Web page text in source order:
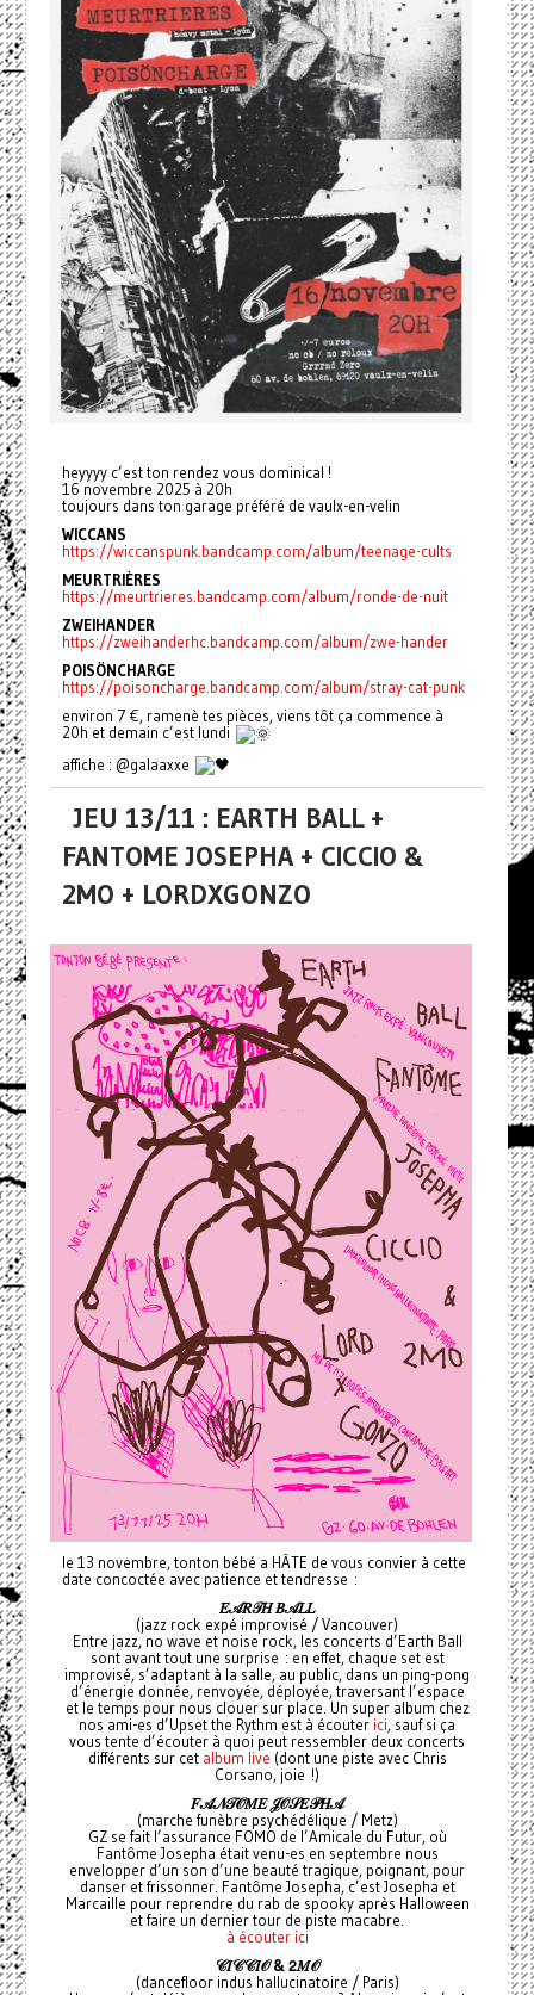
heyyyy c’est ton rendez vous dominical !
16 novembre 2025 à 20h
toujours dans ton garage préféré de vaulx-en-velin
WICCANS
https://wiccanspunk.bandcamp.com/album/teenage-cults
MEURTRIÈRES
https://meurtrieres.bandcamp.com/album/ronde-de-nuit
ZWEIHANDER
https://zweihanderhc.bandcamp.com/album/zwe-hander
POISÖNCHARGE
https://poisoncharge.bandcamp.com/album/stray-cat-punk
environ 7 €, ramenè tes pièces, viens tôt ça commence à
20h et demain c’est lundi
affiche : @galaaxxe
JEU 13/11 : EARTH BALL +
FANTOME JOSEPHA + CICCIO &
2MO + LORDXGONZO
le 13 novembre, tonton bébé a HÂTE de vous convier à cette
date concoctée avec patience et tendresse :
𝐸𝒜𝑅𝒯𝐻𝐵𝒜𝐿𝐿
(jazz rock expé improvisé / Vancouver)
Entre jazz, no wave et noise rock, les concerts d’Earth Ball
sont avant tout une surprise : en effet, chaque set est
improvisé, s’adaptant à la salle, au public, dans un ping-pong
d’énergie donnée, renvoyée, déployée, traversant l’espace
et le temps pour nous clouer sur place. Un super album chez
nos ami-es d’Upset the Rythm est à écouter ici, sauf si ça
vous tente d’écouter à quoi peut ressembler deux concerts
différents sur cet album live (dont une piste avec Chris
Corsano, joie !)
𝐹𝒜𝒩𝒯𝒪𝑀𝐸𝒥𝒪𝒮𝐸𝒫𝐻𝒜
(marche funèbre psychédélique / Metz)
GZ se fait l’assurance FOMO de l’Amicale du Futur, où
Fantôme Josepha était venu-es en septembre nous
envelopper d’un son d’une beauté tragique, poignant, pour
danser et frissonner. Fantôme Josepha, c’est Josepha et
Marcaille pour reprendre du rab de spooky après Halloween
et faire un dernier tour de piste macabre.
à écouter ici
𝒞𝐼𝒞𝒞𝐼𝒪 &𝟤𝑀𝒪
(dancefloor indus hallucinatoire / Paris)